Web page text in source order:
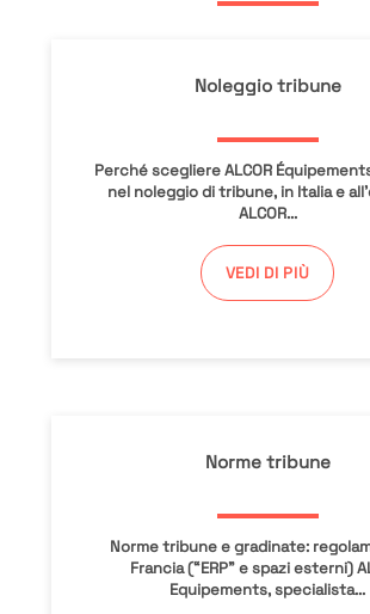
Noleggio tribune
Perché scegliere ALCOR
nel noleggio di tribune, in Italia e
ALCOR...
VEDI DI PIÙ
Norme tribune
Norme tribune e gradinate:
Francia (“ERP” e spazi esterni)
Equipements, specialista...